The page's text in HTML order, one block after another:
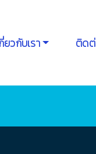
ยวกับเรา ติดต่